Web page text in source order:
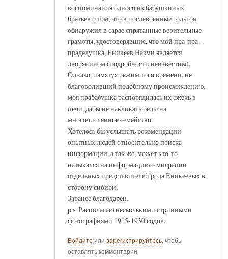
воспоминания одного из бабушкиных
братьев о том, что в послевоенные годы он
обнаружил в сарае спрятанные верительные
грамоты, удостоверявшие, что мой пра-пра-
прадедушка, Еникеев Назми является
дворянином (подробности неизвестны).
Однако, памятуя режим того времени, не
благоволивший подобному происхождению,
моя прабабушка распорядилась их сжечь в
печи, дабы не накликать беды на
многочисленное семейство.
Хотелось бы услышать рекомендации
опытных людей относительно поиска
информации, а так же, может кто-то
натыкался на информацию о миграции
отдельных представителей рода Еникеевых в
сторону сибири.
Заранее благодарен.
p.s. Располагаю несколькими стринными
фотографиями 1915-1930 годов.
Войдите или зарегистрируйтесь, чтобы
оставлять комментарии